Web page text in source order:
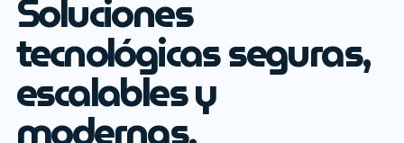
Soluciones
tecnológicas seguras,
escalables y